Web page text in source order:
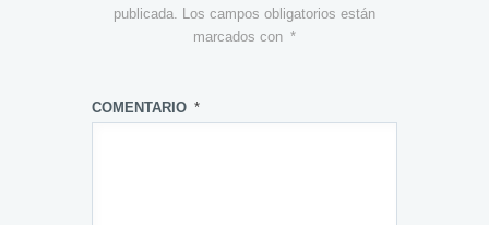
publicada.
Los campos obligatorios están
marcados con *
COMENTARIO *